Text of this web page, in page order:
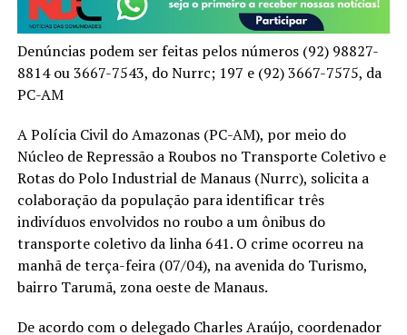
Denúncias podem ser feitas pelos números (92) 98827-
8814 ou 3667-7543, do Nurrc; 197 e (92) 3667-7575, da
PC-AM
A Polícia Civil do Amazonas (PC-AM), por meio do
Núcleo de Repressão a Roubos no Transporte Coletivo e
Rotas do Polo Industrial de Manaus (Nurrc), solicita a
colaboração da população para identificar três
indivíduos envolvidos no roubo a um ônibus do
transporte coletivo da linha 641. O crime ocorreu na
manhã de terça-feira (07/04), na avenida do Turismo,
bairro Tarumã, zona oeste de Manaus.
De acordo com o delegado Charles Araújo, coordenador